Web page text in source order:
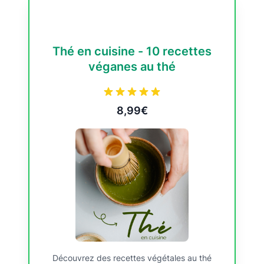
Thé en cuisine - 10 recettes
véganes au thé
8,99€
Découvrez des recettes végétales au thé